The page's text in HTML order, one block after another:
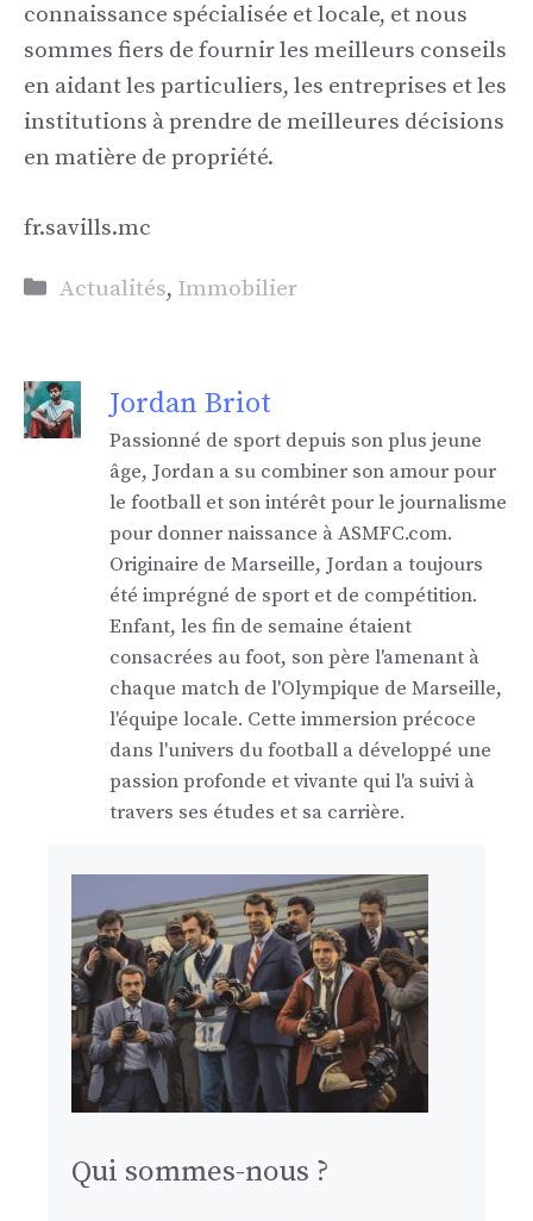
connaissance spécialisée et locale, et nous
sommes fiers de fournir les meilleurs conseils
en aidant les particuliers, les entreprises et les
institutions à prendre de meilleures décisions
en matière de propriété.
fr.savills.mc
Catégories
Actualités, Immobilier
Jordan Briot
Passionné de sport depuis son plus jeune
âge, Jordan a su combiner son amour pour
le football et son intérêt pour le journalisme
pour donner naissance à ASMFC.com.
Originaire de Marseille, Jordan a toujours
été imprégné de sport et de compétition.
Enfant, les fin de semaine étaient
consacrées au foot, son père l'amenant à
chaque match de l'Olympique de Marseille,
l'équipe locale. Cette immersion précoce
dans l'univers du football a développé une
passion profonde et vivante qui l'a suivi à
travers ses études et sa carrière.
Qui sommes-nous ?